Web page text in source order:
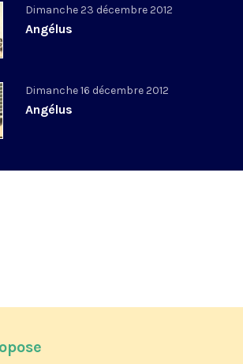
Dimanche 23 décembre 2012
Angélus
Dimanche 16 décembre 2012
Angélus